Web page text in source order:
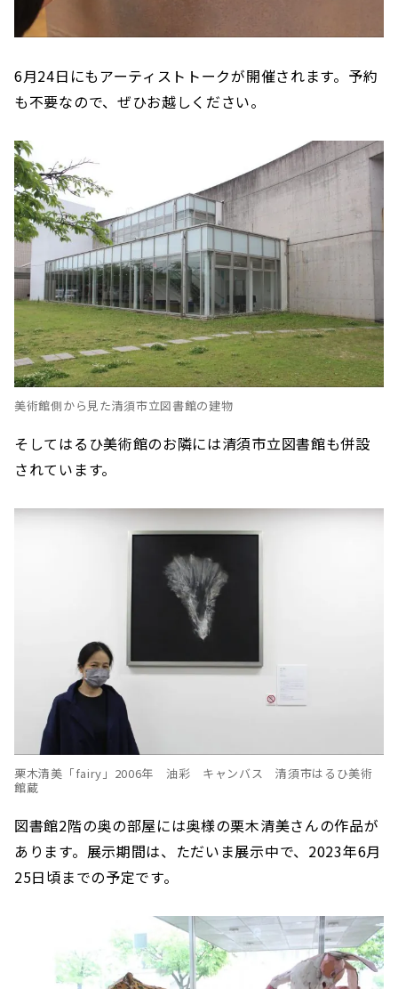
6月24日にもアーティストトークが開催されます。予約
も不要なので、ぜひお越しください。
美術館側から見た清須市立図書館の建物
そしてはるひ美術館のお隣には清須市立図書館も併設
されています。
栗木清美「fairy」2006年 油彩 キャンバス 清須市はるひ美術
館蔵
図書館2階の奥の部屋には奥様の栗木清美さんの作品が
あります。展示期間は、ただいま展示中で、2023年6月
25日頃までの予定です。